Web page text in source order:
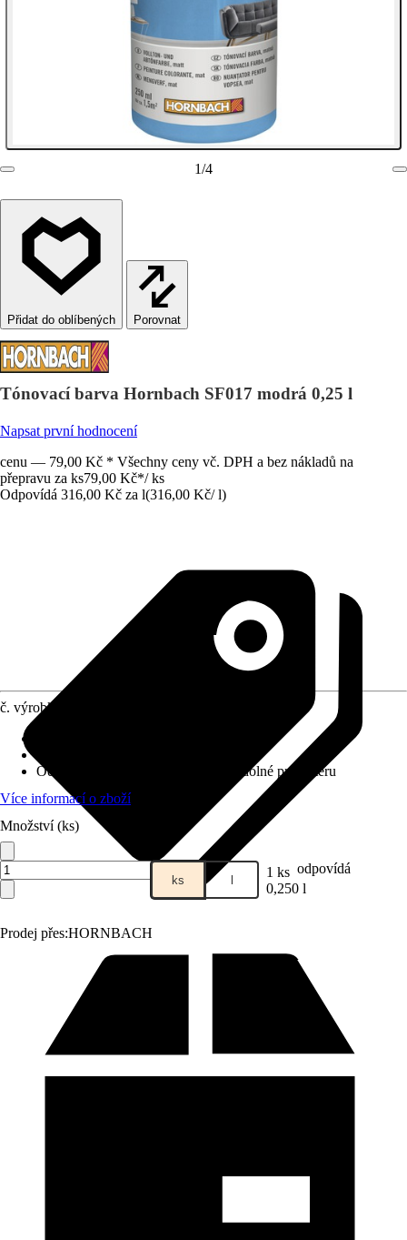
1/4
Porovnat
Tónovací barva Hornbach SF017 modrá 0,25 l
Napsat první hodnocení
cenu — 79,00 Kč * Všechny ceny vč. DPH a bez nákladů na
přepravu za ks79,00 Kč*/ ks
Odpovídá 316,00 Kč za l(316,00 Kč/ l)
Prodej přes:HORNBACH
č. výrobku
Odolnost proti otěru za mokra
2 - odolné proti otěru
Více informací o zboží
Množství (ks)
ks l 1 ks odpovídá
0,250 l